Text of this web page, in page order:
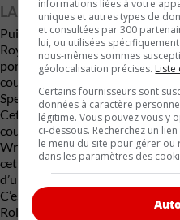
LA SPECTRE DU 21E SIÈCLE
Puis, le 29 septembre 2021, le
Royce, l’Allemand Torsten
pompe que la marque lancera
cours du dernier trimestre de
Spectre.
Cette nouveauté qu’on
coupé d’allure élancée dont la
Wraith, un autre coupé qui a
cette année. Ses dimensions,
d’une berline Phantom.
C’est pour évoquer le
Rolls-Royce qu’on lui a donné
informations liées à votre
uniques et autres types de
et consultées par 300
lui, ou utilisées
nous-mêmes sommes
géolocalisation précises. Liste
Certains fournisseurs sont
données à caractère
légitime. Vous pouvez vous y
ci-dessous. Recherchez un
le menu du site pour gérer
dans les paramètres des